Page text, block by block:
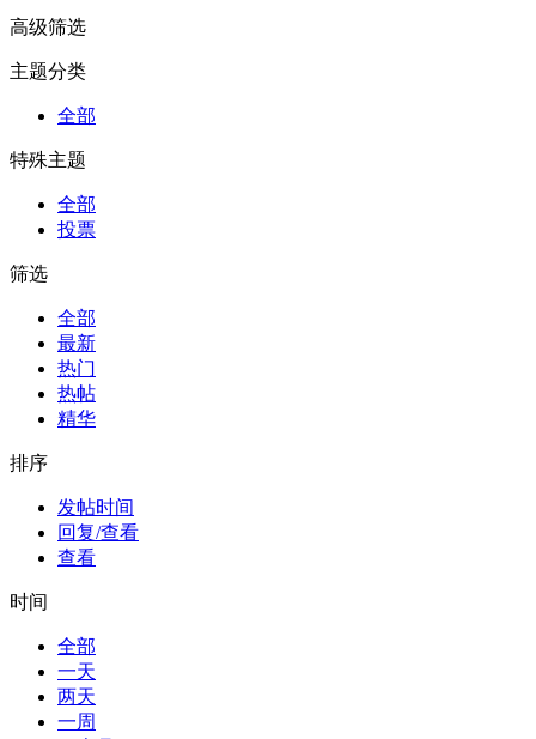
高级筛选
主题分类
全部
特殊主题
全部
投票
筛选
全部
最新
热门
热帖
精华
排序
发帖时间
回复/查看
查看
时间
全部
一天
两天
一周